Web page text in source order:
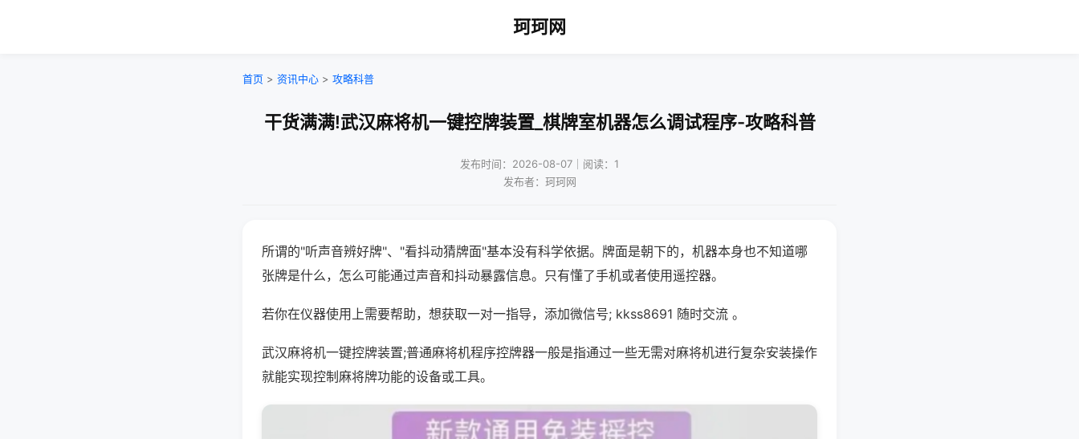
珂珂网
首页 > 资讯中心 > 攻略科普
干货满满!武汉麻将机一键控牌装置_棋牌室机器怎么调试程序-攻略科普
发布时间：2026-08-07｜阅读：1
发布者：珂珂网
所谓的"听声音辨好牌"、"看抖动猜牌面"基本没有科学依据。牌面是朝下的，机器本身也不知道哪
张牌是什么，怎么可能通过声音和抖动暴露信息。只有懂了手机或者使用遥控器。
若你在仪器使用上需要帮助，想获取一对一指导，添加微信号; kkss8691 随时交流 。
武汉麻将机一键控牌装置;普通麻将机程序控牌器一般是指通过一些无需对麻将机进行复杂安装操作
就能实现控制麻将牌功能的设备或工具。